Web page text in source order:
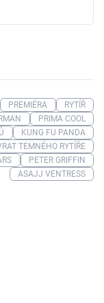
PREMIÉRA
RYTÍŘ
PRIMA COOL
KUNG FU PANDA
TEMNÉHO RYTÍŘE
PETER GRIFFIN
ASAJJ VENTRESS